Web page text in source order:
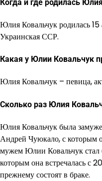
Когда и где родилась
Юлия Ковальчук родилась 15
Украинская ССР.
Какая у Юлии Ковальчук
Юлия Ковальчук – певица,
Сколько раз Юлия
Юлия Ковальчук была
Андрей Чуюкало, с которым
мужем Юлии Ковальчук стал
которым она встречалась с
прежнему состоят в браке.